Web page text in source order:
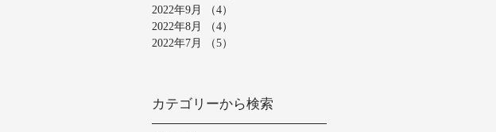
2022年9月
（4）
2022年8月
（4）
2022年7月
（5）
カテゴリーから検索